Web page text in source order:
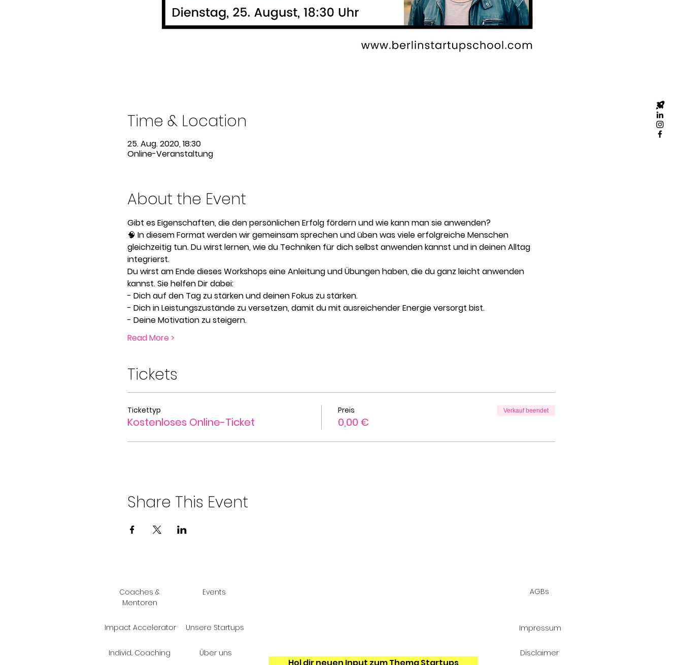
Time & Location
25. Aug. 2020, 18:30
Online-Veranstaltung
About the Event
Gibt es Eigenschaften, die den persönlichen Erfolg fördern und wie kann man sie anwenden?
🧠 In diesem Format werden wir gemeinsam sprechen und üben was viele erfolgreiche Menschen
gleichzeitig tun. Du wirst lernen, wie du Techniken für dich selbst anwenden kannst und in deinen Alltag
integrierst.
Du wirst am Ende dieses Workshops eine Anleitung und Übungen haben, die du ganz leicht anwenden
kannst. Sie helfen Dir dabei:
- Dich auf den Tag zu stärken und deinen Fokus zu stärken.
- Dich in Leistungszustände zu versetzen, damit du mit ausreichender Energie versorgt bist.
- Deine Motivation zu steigern.
Read More >
Tickets
Tickettyp
Kostenloses Online-Ticket
Preis
0,00 €
Verkauf beendet
Share This Event
Coaches &
Mentoren
Events
Unsere Startups
Impact Accelerator
Über uns
Individ.. Coaching
AGBs
Impressum
Disclaimer